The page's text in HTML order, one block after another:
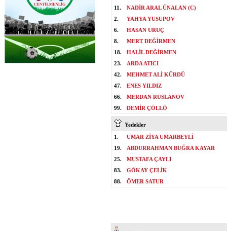
11.
NADİR ARAL ÜNALAN (C)
2.
YAHYA YUSUPOV
6.
HASAN URUÇ
8.
MERT DEĞİRMEN
18.
HALİL DEĞİRMEN
23.
ARDA ATICI
42.
MEHMET ALİ KÜRDÜ
47.
ENES YILDIZ
66.
MERDAN RUSLANOV
99.
DEMİR ÇÖLLÖ
Yedekler
1.
UMAR ZİYA UMARBEYLİ
19.
ABDURRAHMAN BUĞRA KAYAR
25.
MUSTAFA ÇAYLI
83.
GÖKAY ÇELİK
88.
ÖMER SATUR